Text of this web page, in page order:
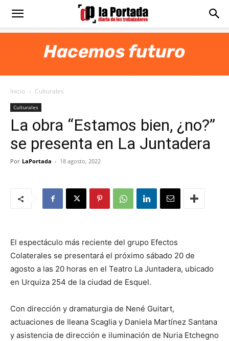
Diario
Portada
Inicio Culturales
Culturales
La obra “Estamos bien, ¿no?”
se presenta en La Juntadera
Por LaPortada - 18 agosto, 2022
El espectáculo más reciente del grupo Efectos
Colaterales se presentará el próximo sábado 20 de
agosto a las 20 horas en el Teatro La Juntadera, ubicado
en Urquiza 254 de la ciudad de Esquel.
Con dirección y dramaturgia de Nené Guitart,
actuaciones de Ileana Scaglia y Daniela Martínez Santana
y asistencia de dirección e iluminación de Nuria Etchegno